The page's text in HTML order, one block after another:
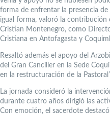
forma de enfrentar la presencia de
igual forma, valoró la
Cristian Montenegro, como
Cristiana en Antofagasta y
Resaltó además el apoyo del
del Gran Canciller en la Sede
en la restructuración de la
La jornada consideró la
durante cuatro años dirigió las
Con emoción, el sacerdote